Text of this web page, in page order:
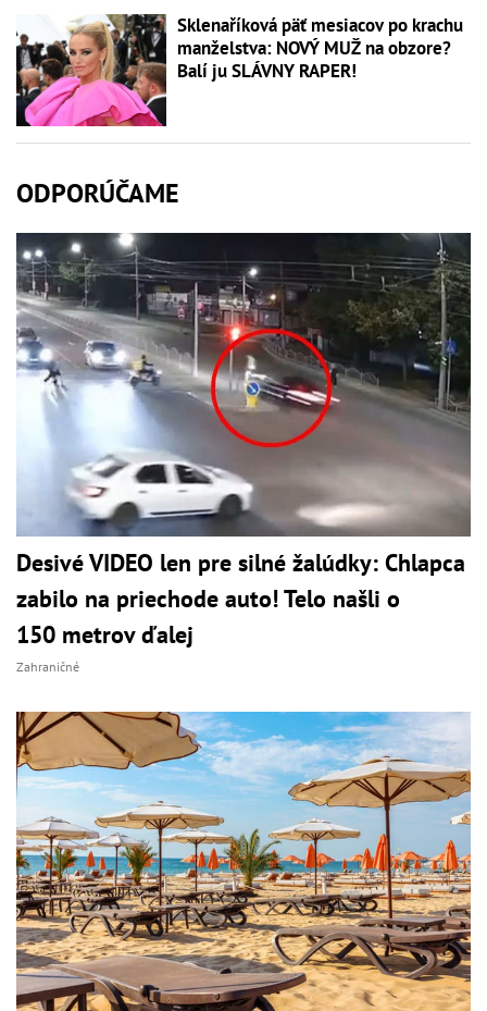
Sklenaříková päť mesiacov po krachu
manželstva: NOVÝ MUŽ na obzore?
Balí ju SLÁVNY RAPER!
ODPORÚČAME
Desivé VIDEO len pre silné žalúdky: Chlapca
zabilo na priechode auto! Telo našli o
150 metrov ďalej
Zahraničné